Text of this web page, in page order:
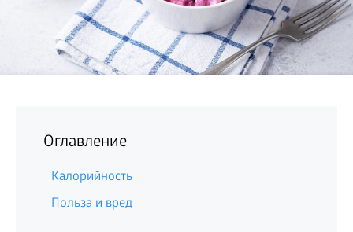
Оглавление
Калорийность
Польза и вред